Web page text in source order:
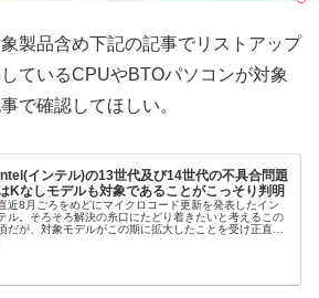
製品含め下記の記事でリストアップ
ているCPUやBTOパソコンが対象
で確認してほしい。
インテル)の13世代及び14世代の不具合問題
Kなしモデルも対象であることがこっそり判明
近8月ごろをめどにマイクロコード更新を発表したイン
ル。そろそろ解決の糸口にたどり着きたいと考えるこの
だが、対象モデルがこの期に拡大したことを受け正直驚